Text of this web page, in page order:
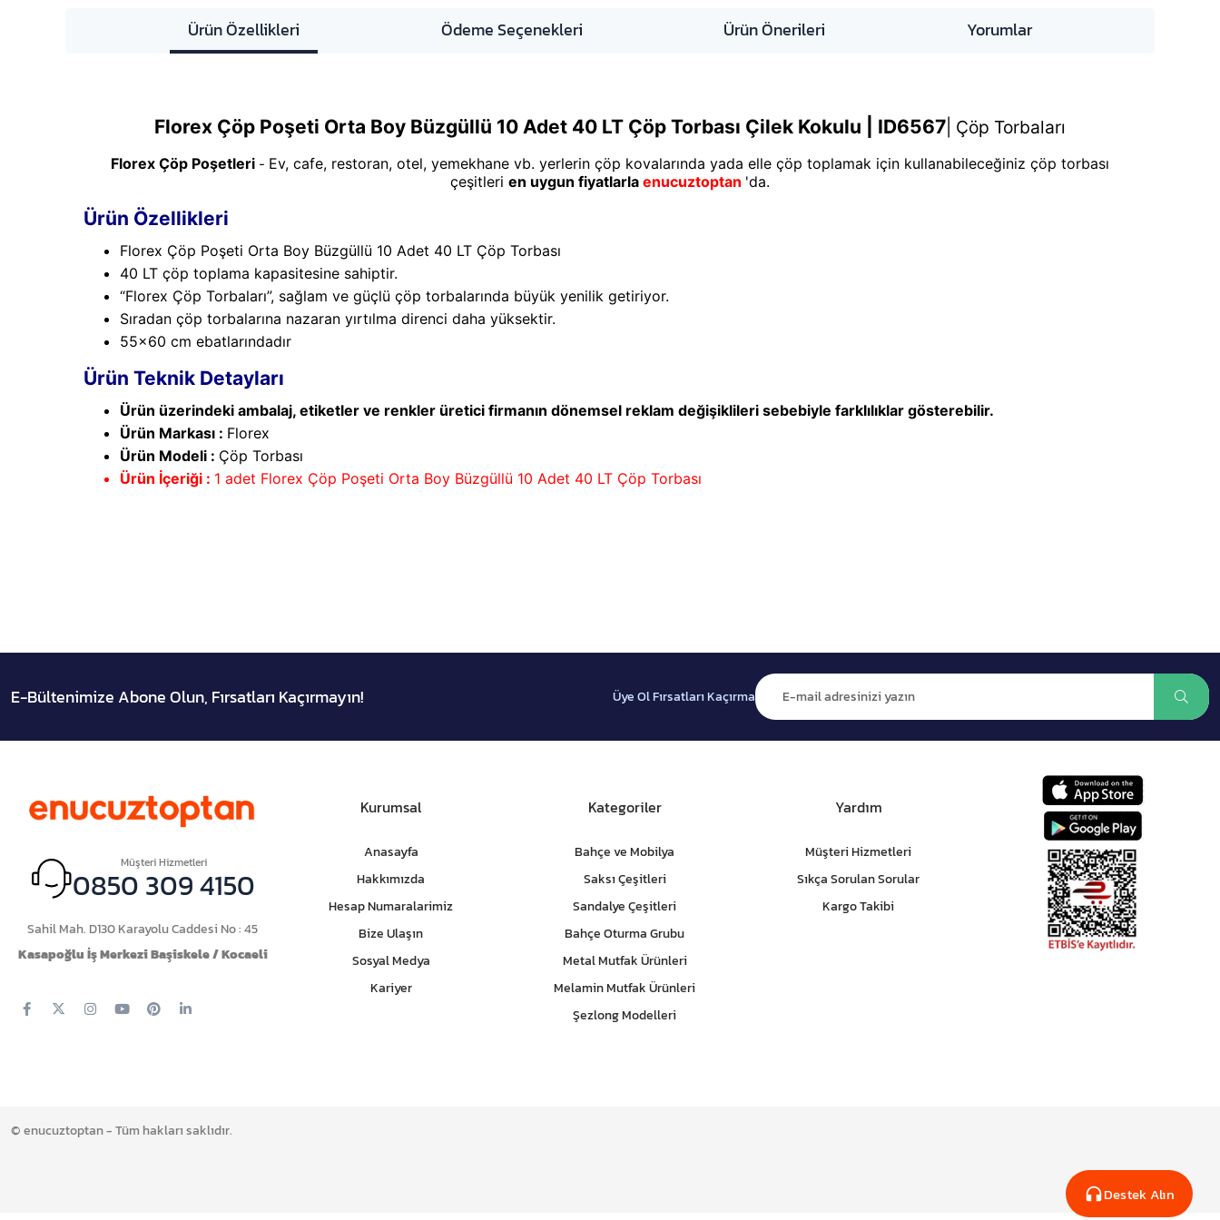
Destek Alın
Ürün Özellikleri Ödeme Seçenekleri Ürün Önerileri Yorumlar
Florex Çöp Poşeti Orta Boy Büzgüllü 10 Adet 40 LT Çöp Torbası Çilek Kokulu | ID6567 Çöp Torbaları
Florex Çöp Poşetleri - Ev, cafe, restoran, otel, yemekhane vb. yerlerin çöp kovalarında yada elle çöp toplamak için kullanabileceğiniz çöp torbası
çeşitleri en uygun fiyatlarla enucuztoptan 'da.
Ürün Özellikleri
Florex Çöp Poşeti Orta Boy Büzgüllü 10 Adet 40 LT Çöp Torbası
40 LT çöp toplama kapasitesine sahiptir.
“Florex Çöp Torbaları”, sağlam ve güçlü çöp torbalarında büyük yenilik getiriyor.
Sıradan çöp torbalarına nazaran yırtılma direnci daha yüksektir.
55x60 cm ebatlarındadır
Ürün Teknik Detayları
Ürün üzerindeki ambalaj, etiketler ve renkler üretici firmanın dönemsel reklam değişiklileri sebebiyle farklılıklar gösterebilir.
Ürün Markası : Florex
Ürün Modeli : Çöp Torbası
Ürün İçeriği : 1 adet Florex Çöp Poşeti Orta Boy Büzgüllü 10 Adet 40 LT Çöp Torbası
E-Bültenimize Abone Olun, Fırsatları Kaçırmayın! Üye Ol Fırsatları Kaçırma
Müşteri Hizmetleri
0850 309 4150
Sahil Mah. D130 Karayolu Caddesi No : 45
Kasapoğlu İş Merkezi Başiskele / Kocaeli
Kurumsal
Anasayfa
Hakkımızda
Hesap Numaralarimiz
Bize Ulaşın
Sosyal Medya
Kariyer
Kategoriler
Bahçe ve Mobilya
Saksı Çeşitleri
Sandalye Çeşitleri
Bahçe Oturma Grubu
Metal Mutfak Ürünleri
Melamin Mutfak Ürünleri
Şezlong Modelleri
Yardım
Müşteri Hizmetleri
Sıkça Sorulan Sorular
Kargo Takibi
© enucuztoptan - Tüm hakları saklıdır.